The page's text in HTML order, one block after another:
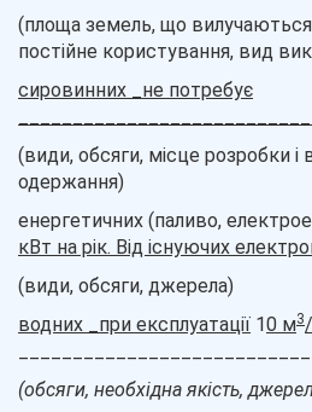
(площа земель, що
постійне користування, вид
сировинних
не потребує
(види, обсяги, місце розробки
одержання)
енергетичних (паливо,
кВт на рік. Від існуючих
(види, обсяги, джерела)
водних _при експлуатації 10 м3
(обсяги, необхідна якість,